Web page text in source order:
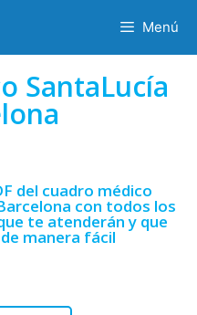
Menú
SantaLucía
del cuadro médico
con todos los
te atenderán y que
manera fácil